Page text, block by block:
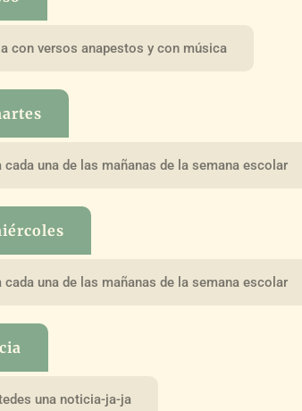
con versos anapestos y con música
cada una de las mañanas de la semana escolar
cada una de las mañanas de la semana escolar
una noticia-ja-ja